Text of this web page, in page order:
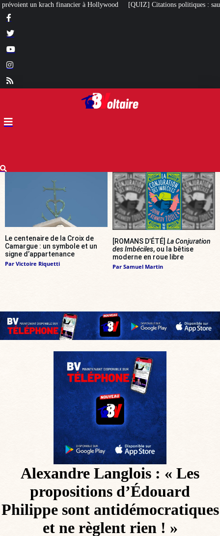
[QUIZ] Citations politiques : saurez-vous retrouver qui a dit quoi ?
Le centenaire de la Croix de
Camargue : un symbole et un
signe d’appartenance
Par Victoire Riquetti
[ROMANS D’ÉTÉ] La Conjuration
des Imbéciles, ou la bêtise
moderne en roue libre
Par Samuel Martin
Alexandre Langlois : « Les
propositions d’Édouard
Philippe sont antidémocratiques
et ne règlent rien ! »